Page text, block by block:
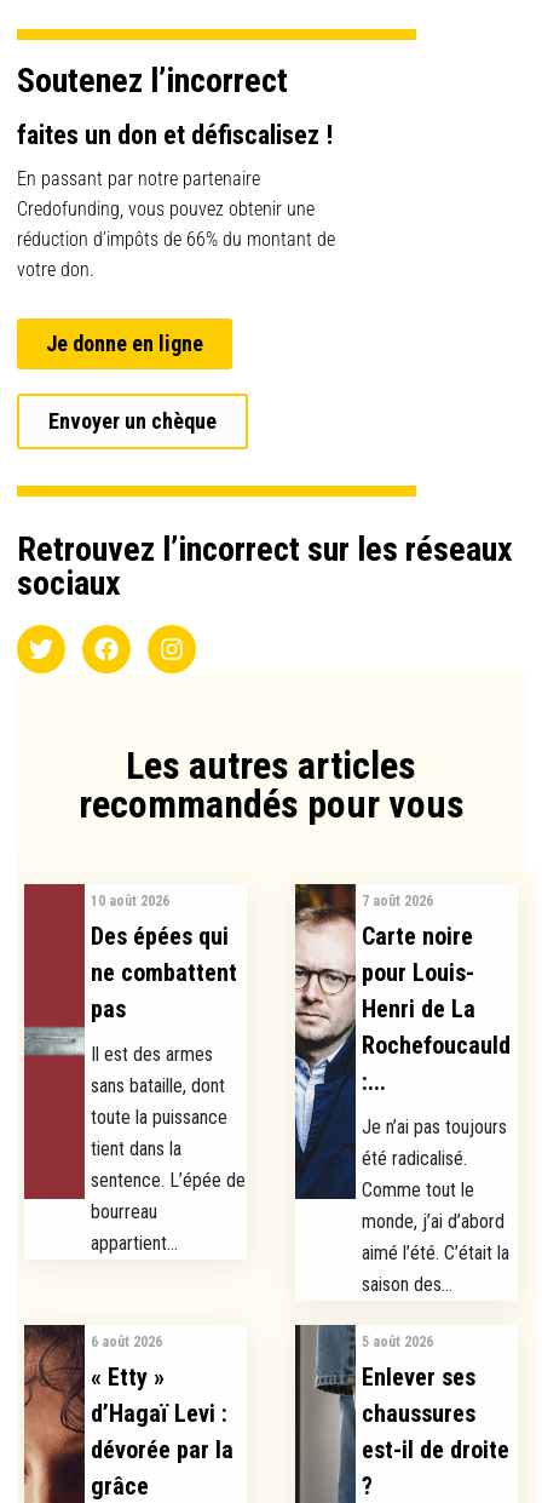
Soutenez l’incorrect
faites un don et défiscalisez !
En passant par notre partenaire
Credofunding, vous pouvez obtenir une
réduction d’impôts de 66% du montant de
votre don.
Je donne en ligne
Envoyer un chèque
Retrouvez l’incorrect sur les réseaux
sociaux
Les autres articles
recommandés pour vous​
10 août 2026
Des épées qui
ne combattent
pas
Il est des armes
sans bataille, dont
toute la puissance
tient dans la
sentence. L’épée de
bourreau
appartient...
7 août 2026
Carte noire
pour Louis-
Henri de La
Rochefoucauld
:...
Je n’ai pas toujours
été radicalisé.
Comme tout le
monde, j’ai d’abord
aimé l’été. C’était la
saison des...
6 août 2026
« Etty »
d’Hagaï Levi :
dévorée par la
grâce
5 août 2026
Enlever ses
chaussures
est-il de droite
?